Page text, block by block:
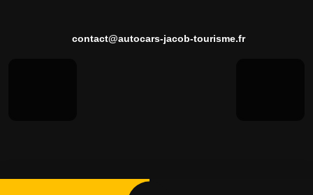
contact@autocars-jacob-tourisme.fr